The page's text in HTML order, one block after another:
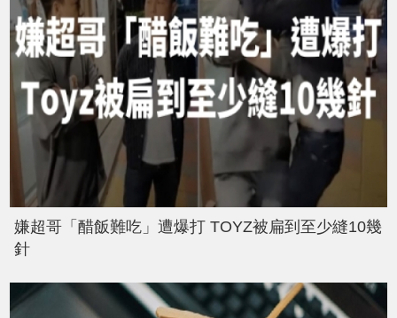
嫌超哥「醋飯難吃」遭爆打 TOYZ被扁到至少縫10幾
針